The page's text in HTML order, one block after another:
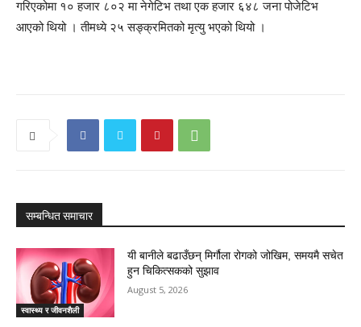
गरिएकोमा १० हजार ८०२ मा नेगेटिभ तथा एक हजार ६४८ जना पोजेटिभ
आएको थियो । तीमध्ये २५ सङ्क्रमितको मृत्यु भएको थियो ।
सम्बन्धित समाचार
स्वास्थ्य र जीवनशैली
यी बानीले बढाउँछन् मिर्गौला रोगको जोखिम, समयमै सचेत
हुन चिकित्सकको सुझाव
August 5, 2026